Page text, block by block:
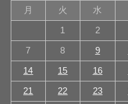
月
火 水
1 2
7 8 9
14 15 16
21 22 23